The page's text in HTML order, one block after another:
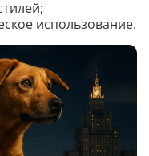
использование.